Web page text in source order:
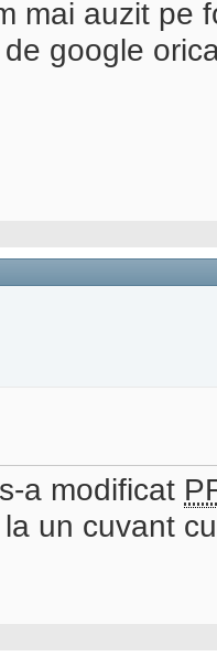
mai auzit pe
google
a modificat
un cuvant